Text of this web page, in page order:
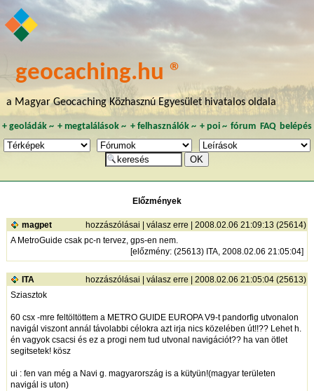
geocaching.hu ®
a Magyar Geocaching Közhasznú Egyesület hivatalos oldala
+ geoládák~ +megtalálások ~ + felhasználók~ + poi~ fórum FAQ belépés
Előzmények
magpet hozzászólásai | válasz erre | 2008.02.06 21:09:13 (25614)
A MetroGuide csak pc-n tervez, gps-en nem.
[előzmény: (25613) ITA, 2008.02.06 21:05:04]
ITA hozzászólásai | válasz erre | 2008.02.06 21:05:04 (25613)
Sziasztok
60 csx -mre feltöltöttem a METRO GUIDE EUROPA V9-t pandorfig utvonalon
navigál viszont annál távolabbi célokra azt irja nics közelében út!!?? Lehet h.
én vagyok csacsi és ez a progi nem tud utvonal navigációt?? ha van ötlet
segitsetek! kösz
ui : fen van még a Navi g. magyarország is a kütyün!(magyar területen
navigál is uton)